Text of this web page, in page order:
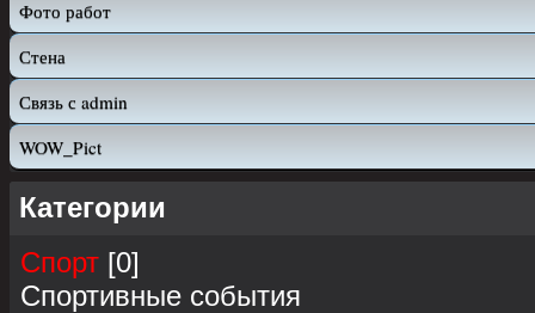
Фото работ
Стена
Связь с admin
WOW_Pict
Категории
Спорт [0]
Спортивные события